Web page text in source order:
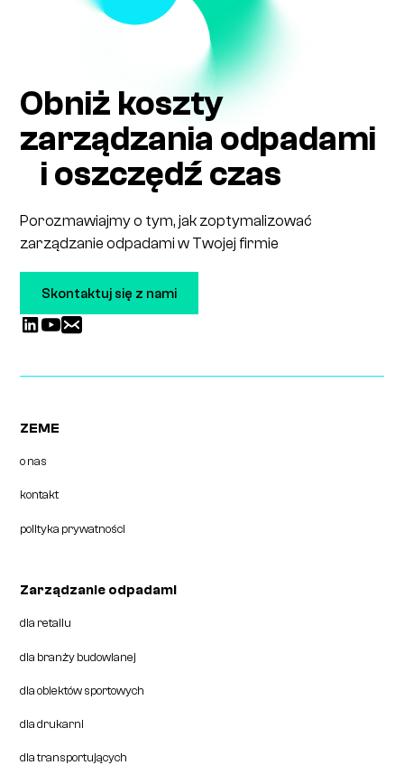
Obniż koszty
zarządzania odpadami
i oszczędź czas
Porozmawiajmy o tym, jak zoptymalizować
zarządzanie odpadami w Twojej firmie
Skontaktuj się z nami
ZEME
o nas
kontakt
polityka prywatności
Zarządzanie odpadami
dla retailu
dla branży budowlanej
dla obiektów sportowych
dla drukarni
dla transportujących